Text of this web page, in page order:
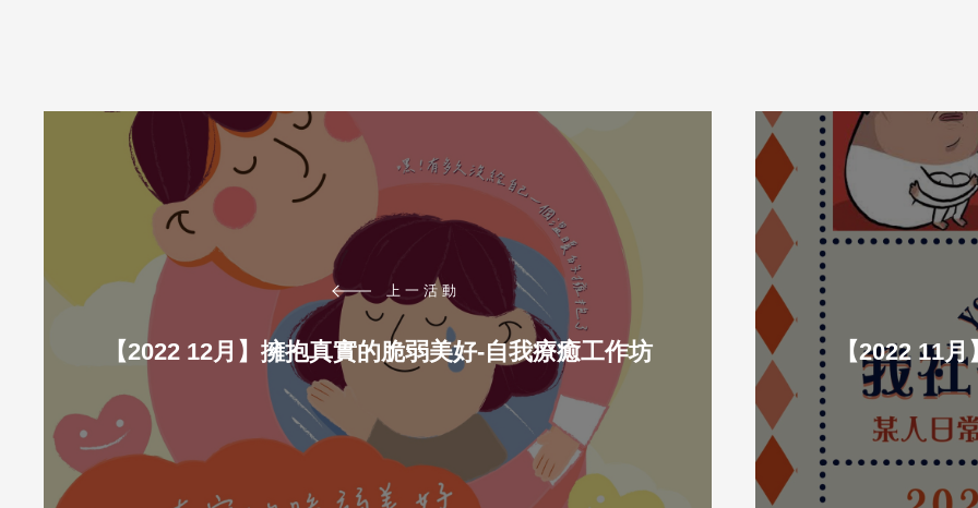
上一活動
【2022 12月】擁抱真實的脆弱美好-自我療癒工作坊 【2022 11